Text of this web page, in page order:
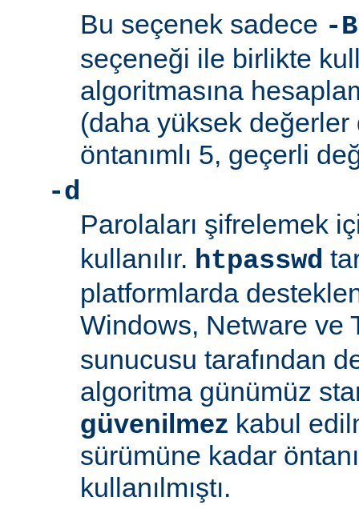
Bu seçenek sadece -B
seçeneği ile birlikte
algoritmasına
(daha yüksek
öntanımlı 5, geçerli
-d
Parolaları şifrelemek
kullanılır. htpasswd
platformlarda
Windows, Netware ve
sunucusu tarafından
algoritma günümüz
güvenilmez kabul
sürümüne kadar
kullanılmıştı.